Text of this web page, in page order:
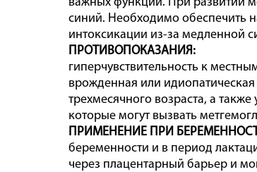
синий. Необходимо обеспечить
интоксикации из-за медленной
ПРОТИВОПОКАЗАНИЯ:
гиперчувствительность к
врожденная или
трехмесячного возраста, а
которые могут вызвать
ПРИМЕНЕНИЕ ПРИ
беременности и в период
через плацентарный барьер и